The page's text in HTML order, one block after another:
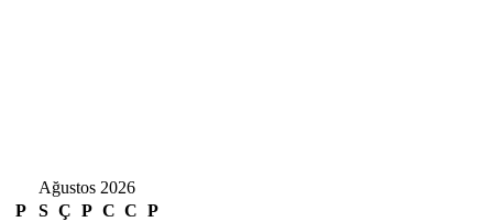
Ağustos 2026
P
S Ç P C C P